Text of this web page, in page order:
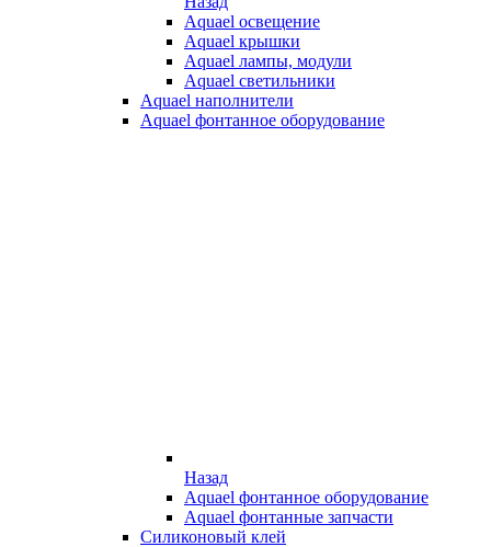
Aquael освещение
Aquael крышки
Aquael лампы, модули
Aquael светильники
Aquael наполнители
Aquael фонтанное оборудование
Назад
Aquael фонтанное оборудование
Aquael фонтанные запчасти
Силиконовый клей